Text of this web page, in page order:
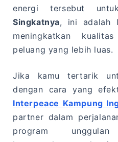
energi tersebut
Singkatnya, ini adalah
meningkatkan
peluang yang lebih luas.
Jika kamu tertarik
dengan cara yang
Interpeace Kampung
partner dalam
program